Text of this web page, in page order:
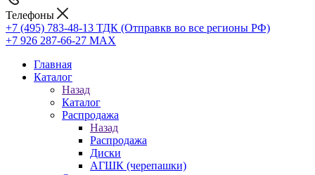
Телефоны
+7 (495) 783-48-13 ТДК (Отправкв во все регионы РФ)
+7 926 287-66-27 МАХ
Главная
Каталог
Назад
Каталог
Распродажа
Назад
Распродажа
Диски
АГШК (черепашки)